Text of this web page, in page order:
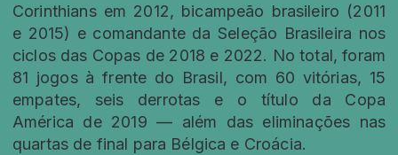
Corinthians em 2012, bicampeão brasileiro (2011
e 2015) e comandante da Seleção Brasileira nos
ciclos das Copas de 2018 e 2022. No total, foram
81 jogos à frente do Brasil, com 60 vitórias, 15
empates, seis derrotas e o título da Copa
América de 2019 — além das eliminações nas
quartas de final para Bélgica e Croácia.